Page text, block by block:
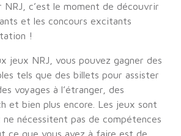
NRJ, c’est le moment de découvrir
et les concours excitants
!
jeux NRJ, vous pouvez gagner des
tels que des billets pour assister
voyages à l’étranger, des
et bien plus encore. Les jeux sont
nécessitent pas de compétences
ce que vous avez à faire est de